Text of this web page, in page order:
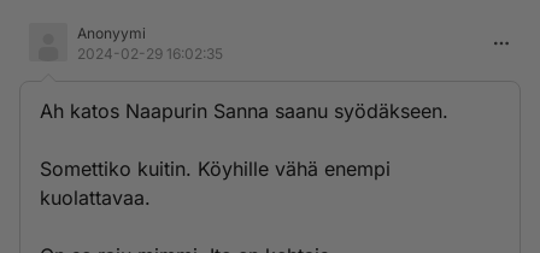
Anonyymi
2024-02-29 16:02:35
Ah katos Naapurin Sanna saanu syödäkseen.
Somettiko kuitin. Köyhille vähä enempi
kuolattavaa.